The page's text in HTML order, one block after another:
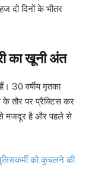
दो दिनों के भीतर
का खूनी अंत
30 वर्षीय मृतका
के तौर पर प्रैक्टिस कर
से मजदूर है और पहले से
को कुचलने की